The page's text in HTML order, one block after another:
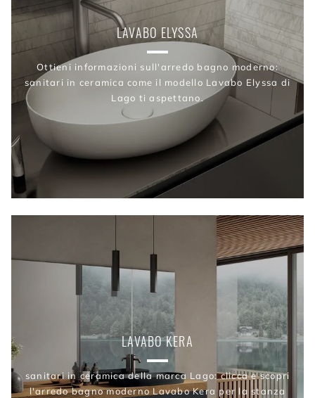
LAVABO ELYSSA
Ottieni informazioni sull'arredo bagno moderno:
sanitari in ceramica come il modello Lavabo Elyssa di
Lago ti aspettano.
LAVABO KERA
sanitari in ceramica della marca Lago: clicca e scopri
l'arredo bagno moderno Lavabo Kera per la stanza